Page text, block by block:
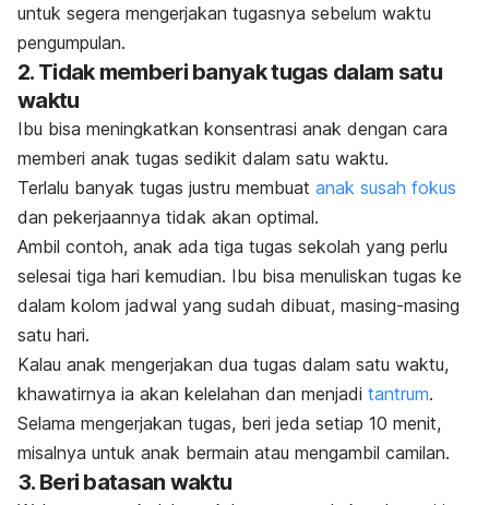
untuk segera mengerjakan tugasnya sebelum waktu
pengumpulan.
2. Tidak memberi banyak tugas dalam satu
waktu
Ibu bisa meningkatkan konsentrasi anak dengan cara
memberi anak tugas sedikit dalam satu waktu.
Terlalu banyak tugas justru membuat anak susah fokus
dan pekerjaannya tidak akan optimal.
Ambil contoh, anak ada tiga tugas sekolah yang perlu
selesai tiga hari kemudian. Ibu bisa menuliskan tugas ke
dalam kolom jadwal yang sudah dibuat, masing-masing
satu hari.
Kalau anak mengerjakan dua tugas dalam satu waktu,
khawatirnya ia akan kelelahan dan menjadi tantrum.
Selama mengerjakan tugas, beri jeda setiap 10 menit,
misalnya untuk anak bermain atau mengambil camilan.
3. Beri batasan waktu